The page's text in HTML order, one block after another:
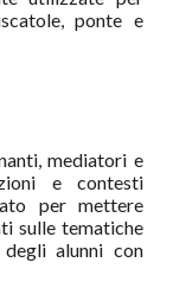
ponte e
mediatori e
e contesti
per mettere
sulle tematiche
alunni con